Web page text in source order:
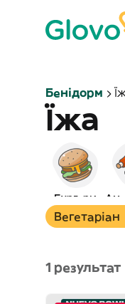
Бенідорм
Їжа
Бургери
Вегетаріан
1 результат